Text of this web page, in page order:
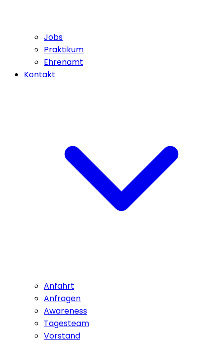
Jobs
Praktikum
Ehrenamt
Kontakt
Anfahrt
Anfragen
Awareness
Tagesteam
Vorstand